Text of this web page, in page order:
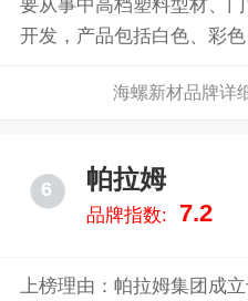
要从事中高档塑料型材、
开发，产品包括白色、彩
主要用于门窗加工制作及
海螺新材品牌详
6 帕拉姆
品牌指数: 7.2
上榜理由：帕拉姆集团成